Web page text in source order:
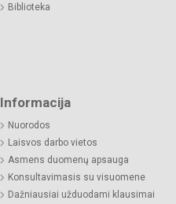
Biblioteka
Informacija
Nuorodos
Laisvos darbo vietos
Asmens duomenų apsauga
Konsultavimasis su visuomene
Dažniausiai užduodami klausimai